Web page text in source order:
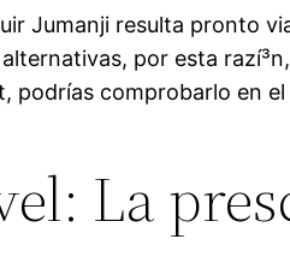
Jumanji resulta pronto
por esta
podrías comprobarlo en
La